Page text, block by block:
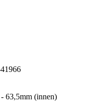
63,5mm (innen)